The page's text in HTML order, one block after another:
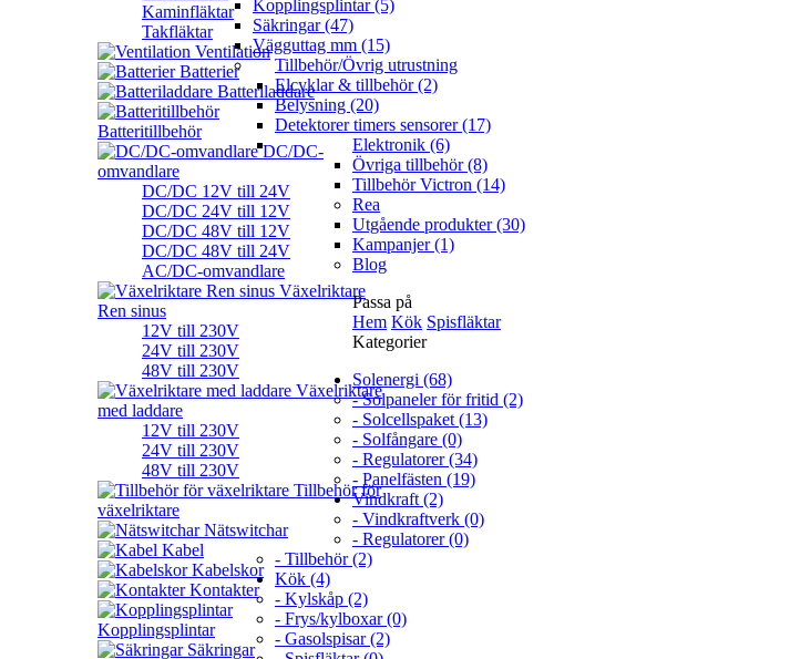
Kaminfläktar
Takfläktar
Ventilation
Batterier
Batteriladdare
Batteritillbehör
DC/DC-
omvandlare
DC/DC 12V till 24V
DC/DC 24V till 12V
DC/DC 48V till 12V
DC/DC 48V till 24V
AC/DC-omvandlare
Växelriktare
Ren sinus
12V till 230V
24V till 230V
48V till 230V
Växelriktare
med laddare
12V till 230V
24V till 230V
48V till 230V
Tillbehör för
växelriktare
Nätswitchar
Kabel
Kabelskor
Kontakter
Kopplingsplintar
Säkringar
Kopplingsplintar (5)
Säkringar (47)
Vägguttag mm (15)
Tillbehör/Övrig utrustning
Elcyklar & tillbehör (2)
Belysning (20)
Detektorer timers sensorer (17)
Elektronik (6)
Övriga tillbehör (8)
Tillbehör Victron (14)
Rea
Utgående produkter (30)
Kampanjer (1)
Blog
Passa på
Hem Kök Spisfläktar
Kategorier
Solenergi (68)
- Solpaneler för fritid (2)
- Solcellspaket (13)
- Solfångare (0)
- Regulatorer (34)
- Panelfästen (19)
Vindkraft (2)
- Vindkraftverk (0)
- Regulatorer (0)
- Tillbehör (2)
Kök (4)
- Kylskåp (2)
- Frys/kylboxar (0)
- Gasolspisar (2)